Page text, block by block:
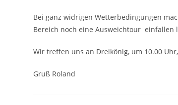
Bei ganz widrigen Wetterbedingungen
Bereich noch eine Ausweichtour einfallen
Wir treffen uns an Dreikönig, um 10.00
Gruß Roland